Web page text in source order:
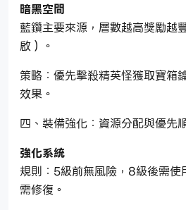
暗黑空間
藍鑽主要來源，層數越高獎勵越
啟）。
策略：優先擊殺精英怪獲取寶箱
效果。
四、裝備強化：資源分配與優先
強化系統
規則：5級前無風險，8級後需
需修復。